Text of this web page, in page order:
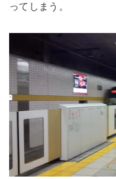
ってしまう。